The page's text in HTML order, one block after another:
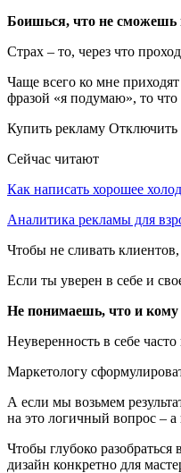
Боишься, что не сможешь
Страх – то, через что
Чаще всего ко мне
фразой «я подумаю», то что
Купить рекламу Отключить
Сейчас читают
Как написать хорошее
Аналитика рекламы для
Чтобы не сливать
Если ты уверен в себе и
Не понимаешь, что и
Неуверенность в себе
Маркетологу
А если мы возьмем
на это логичный вопрос – а
Чтобы глубоко
дизайн конкретно для